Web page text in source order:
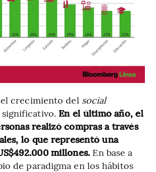
crecimiento del social
significativo. En el último año, el
realizó compras a través
lo que representó una
millones. En base a
de paradigma en los hábitos